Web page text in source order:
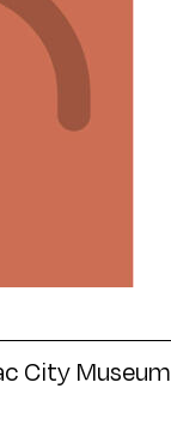
City Museum